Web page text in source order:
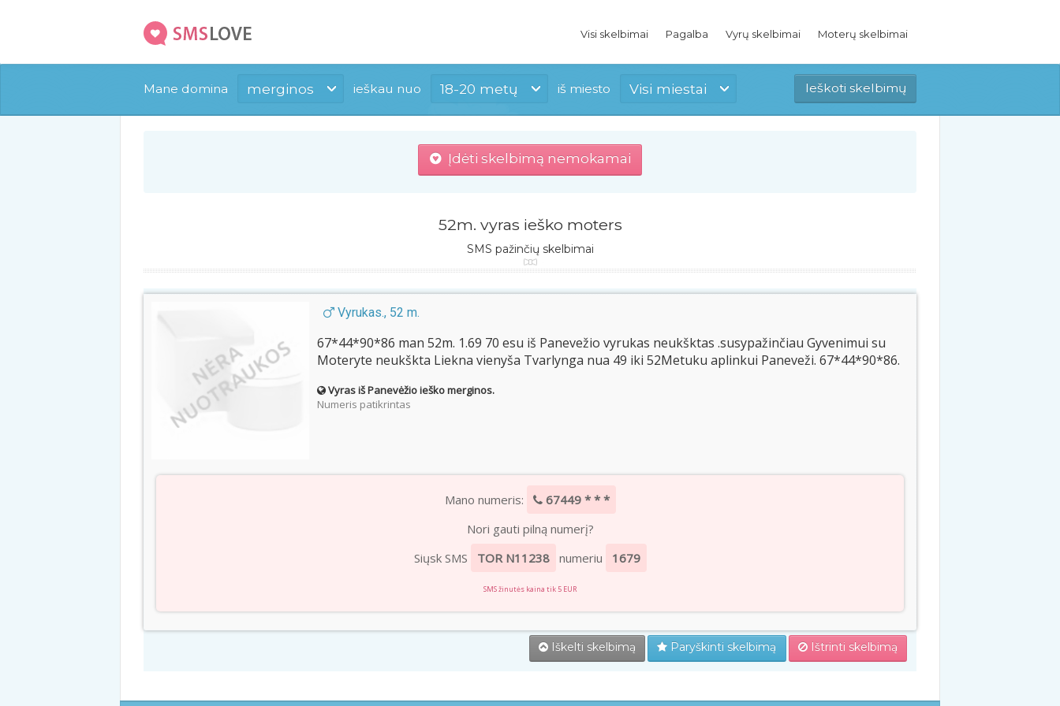
Visi skelbimai Pagalba Vyrų skelbimai Moterų skelbimai
Mane domina merginos ieškau nuo 18-20 metų iš miesto Visi miestai
Įdėti skelbimą nemokamai
52m. vyras ieško moters
SMS pažinčių skelbimai
Vyrukas., 52 m.
67*44*90*86 man 52m. 1.69 70 esu iš Panevežio vyrukas neukšktas .susypažinčiau Gyvenimui su
Moteryte neukškta Liekna vienyša Tvarlynga nua 49 iki 52Metuku aplinkui Paneveži. 67*44*90*86.
Vyras iš Panevėžio ieško merginos.
Numeris patikrintas
Mano numeris:
67449 * * *
Nori gauti pilną numerį?
Siųsk SMS
TOR N11238 numeriu 1679
SMS žinutės kaina tik 5 EUR
Iškelti skelbimą Paryškinti skelbimą Ištrinti skelbimą